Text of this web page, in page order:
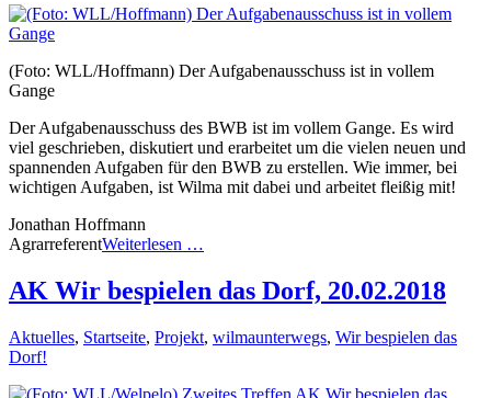
(Foto: WLL/Hoffmann) Der Aufgabenausschuss ist in vollem
Gange
Der Aufgabenausschuss des BWB ist im vollem Gange. Es wird
viel geschrieben, diskutiert und erarbeitet um die vielen neuen und
spannenden Aufgaben für den BWB zu erstellen. Wie immer, bei
wichtigen Aufgaben, ist Wilma mit dabei und arbeitet fleißig mit!
Jonathan Hoffmann
AgrarreferentWeiterlesen …
AK Wir bespielen das Dorf, 20.02.2018
Aktuelles, Startseite, Projekt, wilmaunterwegs, Wir bespielen das
Dorf!